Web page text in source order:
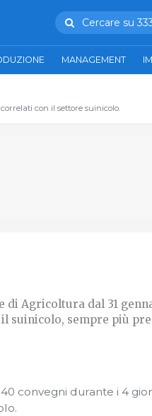
Cercare su
MANAGEMENT
con il settore suinicolo.
di Agricoltura dal 31
suinicolo, sempre più
convegni durante i 4